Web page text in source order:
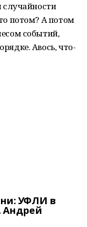
случайности
потом? А потом
событий,
Авось, что-
УФЛИ в
Андрей